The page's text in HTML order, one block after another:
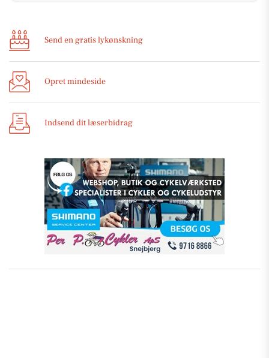
Send en gratis lykønskning
Opret mindeside
Indsend dit læserbidrag